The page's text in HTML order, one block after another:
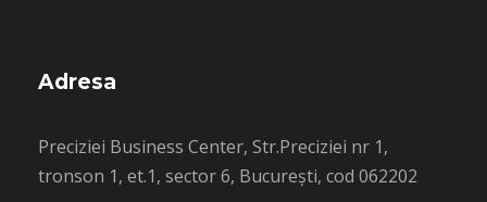
Adresa
Preciziei Business Center, Str.Preciziei nr 1,
tronson 1, et.1, sector 6, București, cod 062202